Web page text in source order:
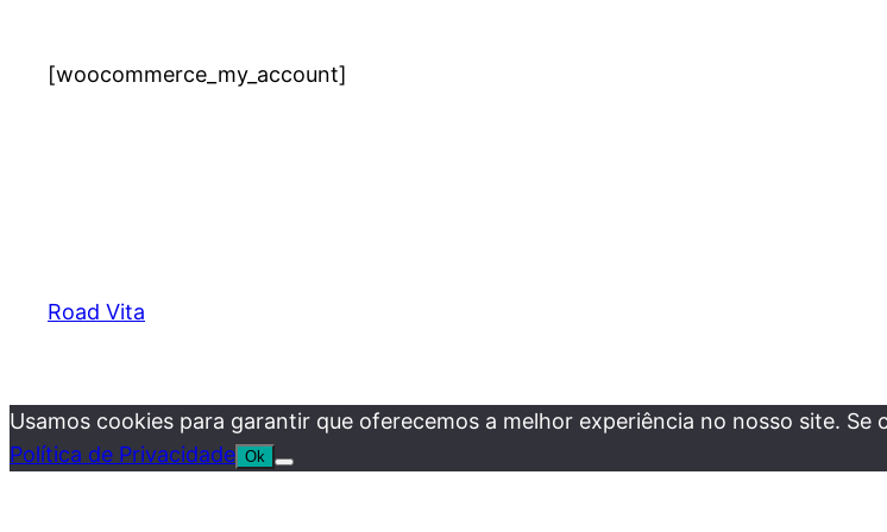
[woocommerce_my_account]
Road Vita
Usamos cookies para garantir que oferecemos a melhor experiência no nosso site.
Política de Privacidade Ok